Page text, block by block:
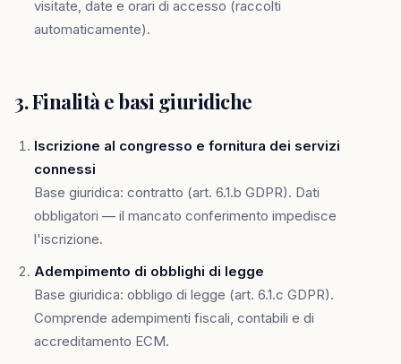
visitate, date e orari di accesso (raccolti
automaticamente).
3. Finalità e basi giuridiche
Iscrizione al congresso e fornitura dei servizi
connessi
Base giuridica: contratto (art. 6.1.b GDPR). Dati
obbligatori — il mancato conferimento impedisce
l'iscrizione.
Adempimento di obblighi di legge
Base giuridica: obbligo di legge (art. 6.1.c GDPR).
Comprende adempimenti fiscali, contabili e di
accreditamento ECM.